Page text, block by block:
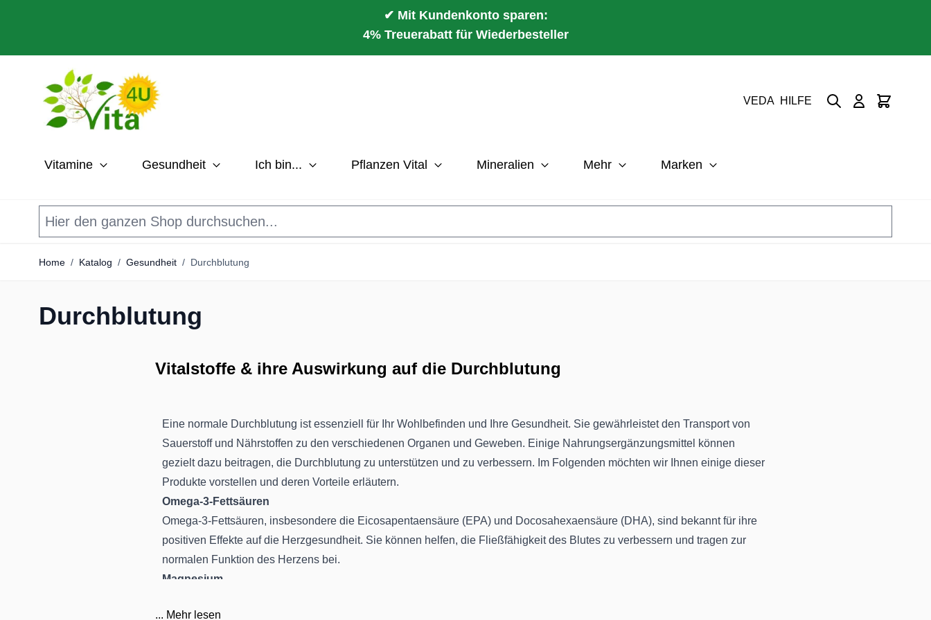
✔ Mit Kundenkonto sparen:
4% Treuerabatt für Wiederbesteller
Vitamine Gesundheit Ich bin... Pflanzen Vital Mineralien Mehr Marken
VEDA HILFE Suche Cart
Home / Katalog / Gesundheit / Durchblutung
Durchblutung
Vitalstoffe & ihre Auswirkung auf die Durchblutung
Eine normale Durchblutung ist essenziell für Ihr Wohlbefinden und Ihre Gesundheit. Sie gewährleistet den Transport von
Sauerstoff und Nährstoffen zu den verschiedenen Organen und Geweben. Einige Nahrungsergänzungsmittel können
gezielt dazu beitragen, die Durchblutung zu unterstützen und zu verbessern. Im Folgenden möchten wir Ihnen einige dieser
Produkte vorstellen und deren Vorteile erläutern.
Omega-3-Fettsäuren
Omega-3-Fettsäuren, insbesondere die Eicosapentaensäure (EPA) und Docosahexaensäure (DHA), sind bekannt für ihre
positiven Effekte auf die Herzgesundheit. Sie können helfen, die Fließfähigkeit des Blutes zu verbessern und tragen zur
normalen Funktion des Herzens bei.
Magnesium
Versorgung mit Magnesium kann daher eine Rolle bei der Aufrechterhaltung einer gesunden Durchblutung spielen.
... Mehr lesen